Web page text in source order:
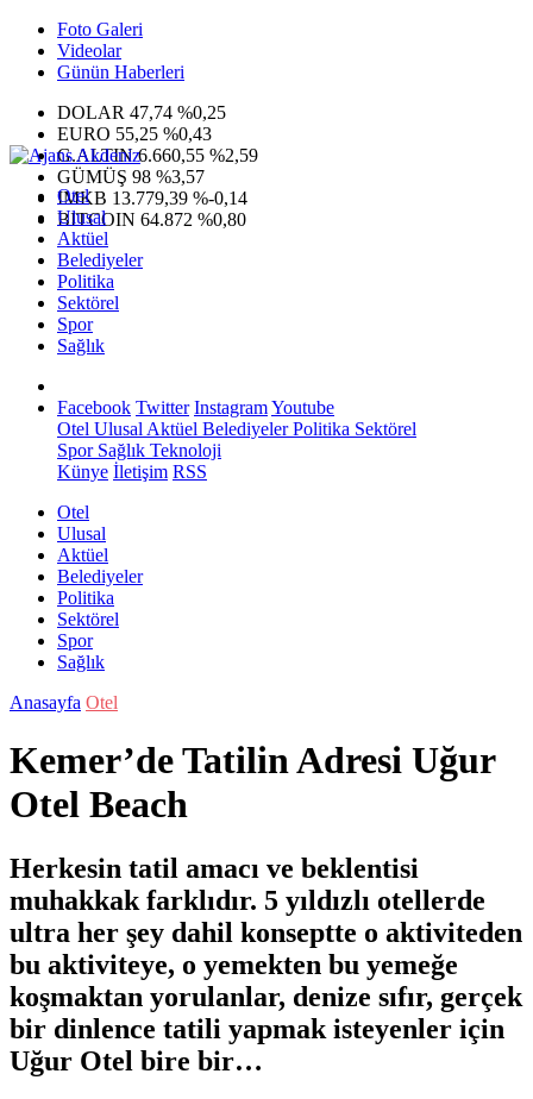
Foto Galeri
Videolar
Günün Haberleri
DOLAR 47,74 %0,25
EURO 55,25 %0,43
G.ALTIN6.660,55 %2,59
GÜMÜŞ 98 %3,57
IMKB 13.779,39 %-0,14
BITCOIN 64.872 %0,80
Otel
Ulusal
Aktüel
Belediyeler
Politika
Sektörel
Spor
Sağlık
Facebook Twitter InstagramYoutube
Otel Ulusal Aktüel BelediyelerPolitika Sektörel
SporSağlık Teknoloji
Künye İletişim RSS
Otel
Ulusal
Aktüel
Belediyeler
Politika
Sektörel
Spor
Sağlık
Anasayfa Otel
Kemer’de Tatilin Adresi Uğur
Otel Beach
Herkesin tatil amacı ve beklentisi
muhakkak farklıdır. 5 yıldızlı otellerde
ultra her şey dahil konseptte o aktiviteden
bu aktiviteye, o yemekten bu yemeğe
koşmaktan yorulanlar, denize sıfır, gerçek
bir dinlence tatili yapmak isteyenler için
Uğur Otel bire bir…